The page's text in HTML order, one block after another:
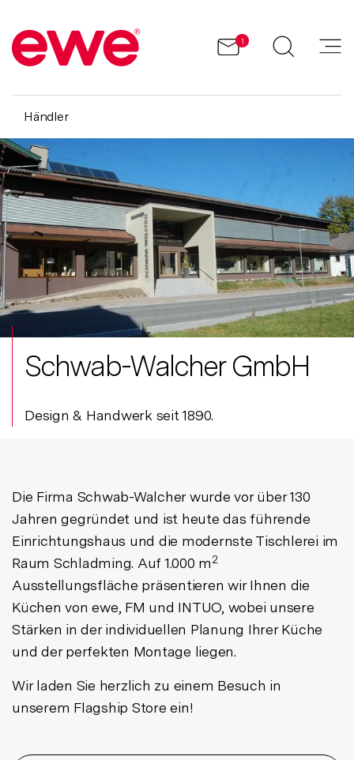
1
Händler
Schwab-Walcher GmbH
Design & Handwerk seit 1890.
Die Firma Schwab-Walcher wurde vor über 130
Jahren gegründet und ist heute das führende
Einrichtungshaus und die modernste Tischlerei im
Raum Schladming. Auf 1.000 m2
Ausstellungsfläche präsentieren wir Ihnen die
Küchen von ewe, FM und INTUO, wobei unsere
Stärken in der individuellen Planung Ihrer Küche
und der perfekten Montage liegen.
Wir laden Sie herzlich zu einem Besuch in
unserem Flagship Store ein!